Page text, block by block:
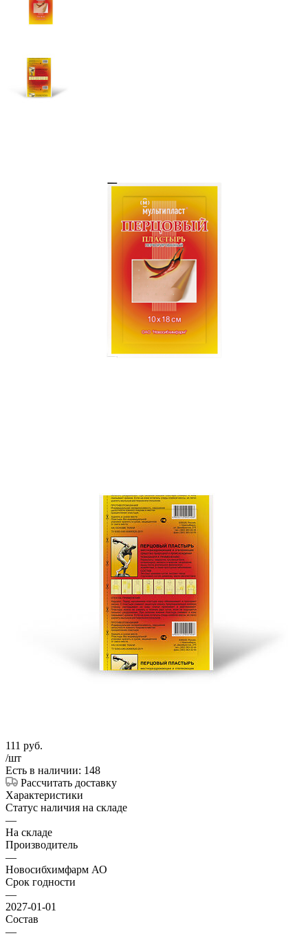
111 руб.
/шт
Есть в наличии: 148
Рассчитать доставку
Характеристики
Статус наличия на складе
—
На складе
Производитель
—
Новосибхимфарм АО
Срок годности
—
2027-01-01
Состав
—